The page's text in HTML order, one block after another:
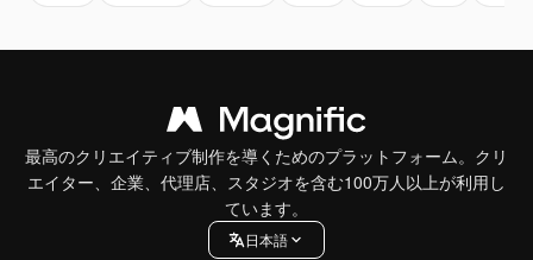
最高のクリエイティブ制作を導くためのプラットフォーム。クリ
エイター、企業、代理店、スタジオを含む100万人以上が利用し
ています。
日本語